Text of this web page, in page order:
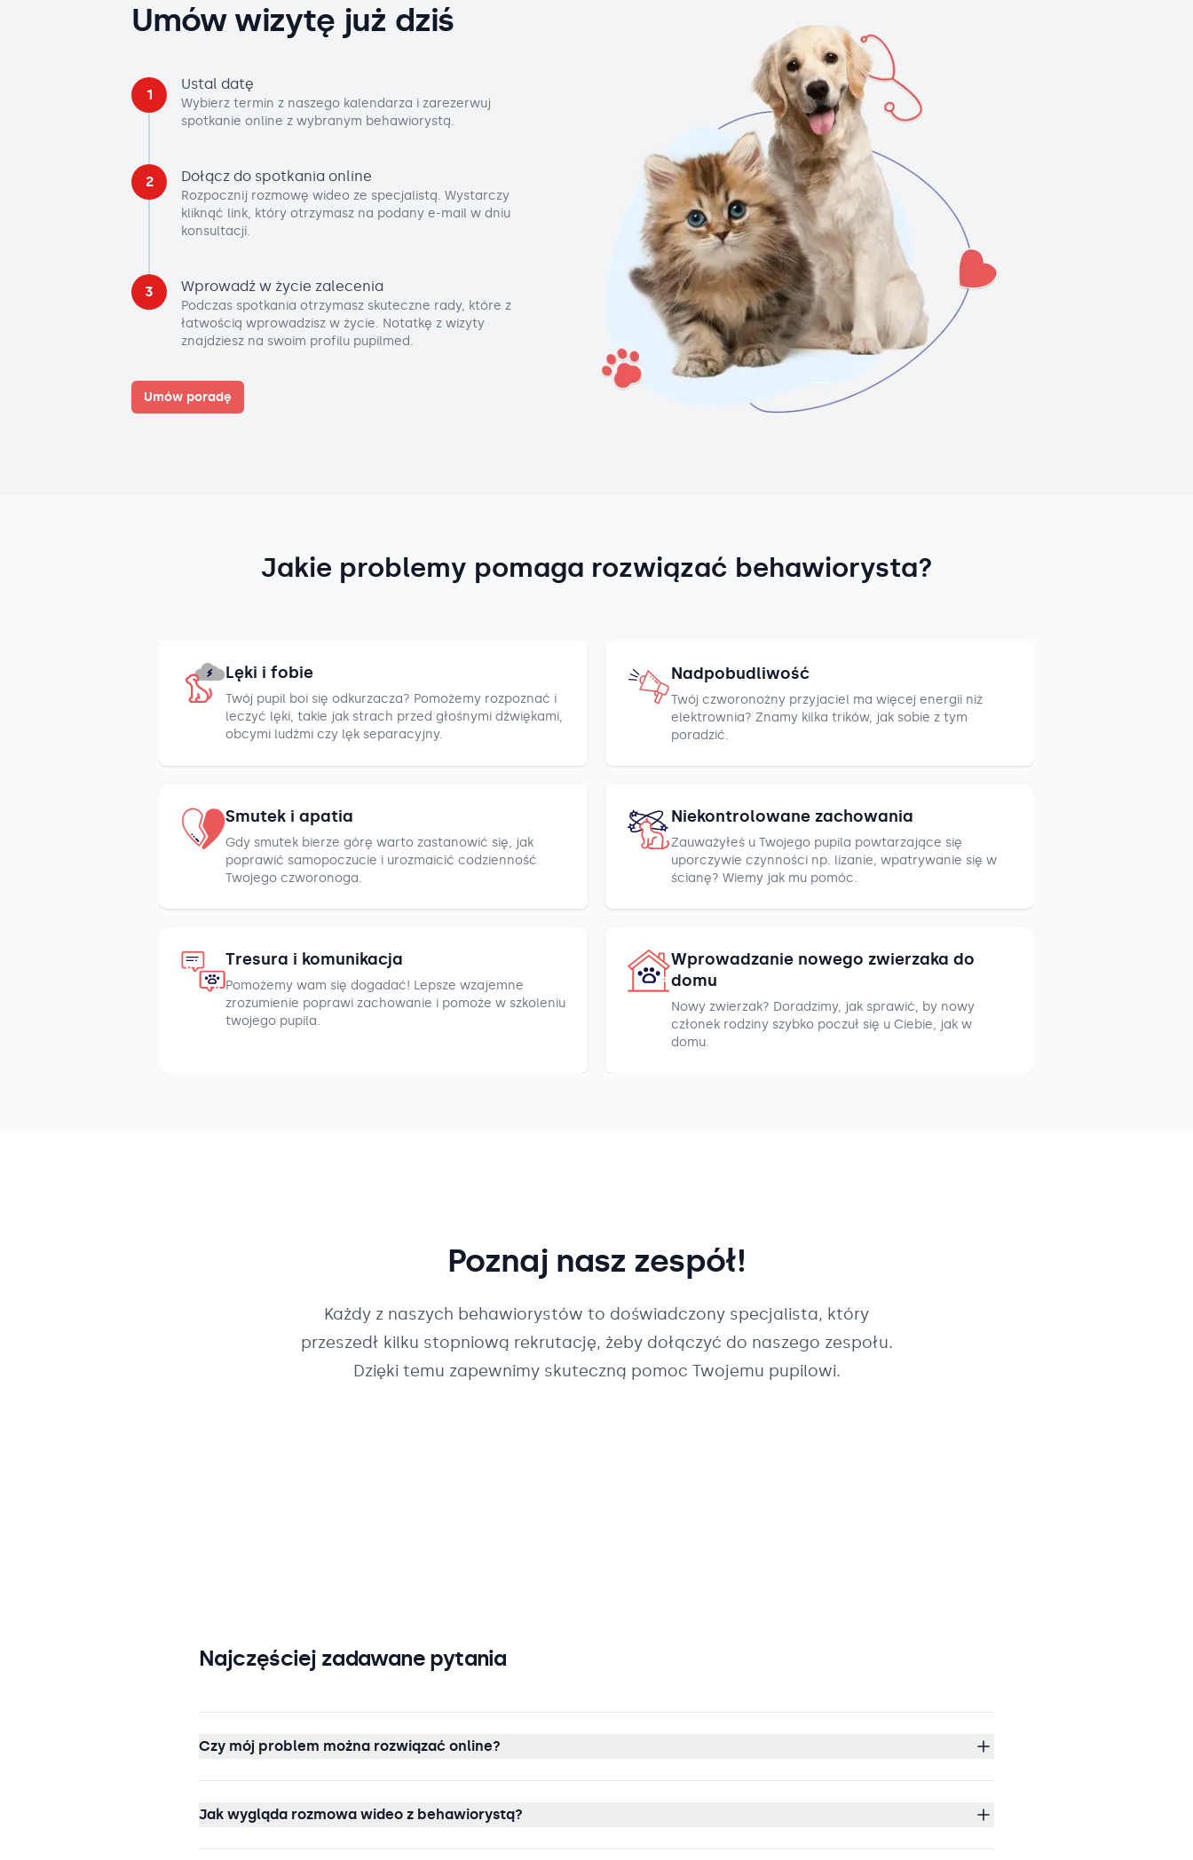
Umów wizytę już dziś
1
Ustal datę
Wybierz termin z naszego kalendarza i zarezerwuj
spotkanie online z wybranym behawiorystą.
2 Dołącz do spotkania online
Rozpocznij rozmowę wideo ze specjalistą. Wystarczy
kliknąć link, który otrzymasz na podany e-mail w dniu
konsultacji.
3 Wprowadź w życie zalecenia
Podczas spotkania otrzymasz skuteczne rady, które z
łatwością wprowadzisz w życie. Notatkę z wizyty
znajdziesz na swoim profilu pupilmed.
Umów poradę
Jakie problemy pomaga rozwiązać behawiorysta?
Lęki i fobie
Twój pupil boi się odkurzacza? Pomożemy rozpoznać i
leczyć lęki, takie jak strach przed głośnymi dźwiękami,
obcymi ludźmi czy lęk separacyjny.
Nadpobudliwość
Twój czworonożny przyjaciel ma więcej energii niż
elektrownia? Znamy kilka trików, jak sobie z tym
poradzić.
Smutek i apatia
Gdy smutek bierze górę warto zastanowić się, jak
poprawić samopoczucie i urozmaicić codzienność
Twojego czworonoga.
Niekontrolowane zachowania
Zauważyłeś u Twojego pupila powtarzające się
uporczywie czynności np. lizanie, wpatrywanie się w
ścianę? Wiemy jak mu pomóc.
Tresura i komunikacja
Pomożemy wam się dogadać! Lepsze wzajemne
zrozumienie poprawi zachowanie i pomoże w szkoleniu
twojego pupila.
Wprowadzanie nowego zwierzaka do
domu
Nowy zwierzak? Doradzimy, jak sprawić, by nowy
członek rodziny szybko poczuł się u Ciebie, jak w
domu.
Poznaj nasz zespół!
Każdy z naszych behawiorystów to doświadczony specjalista, który
przeszedł kilku stopniową rekrutację, żeby dołączyć do naszego zespołu.
Dzięki temu zapewnimy skuteczną pomoc Twojemu pupilowi.
Najczęściej zadawane pytania
Czy mój problem można rozwiązać online?
Jak wygląda rozmowa wideo z behawiorystą?